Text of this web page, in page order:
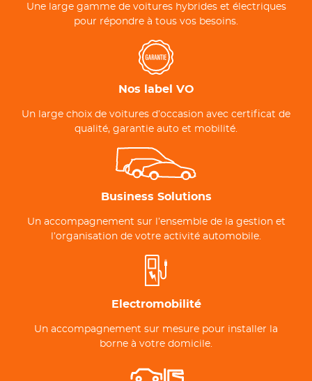
Une large gamme de voitures hybrides et électriques
pour répondre à tous vos besoins.
Nos label VO
Un large choix de voitures d’occasion avec certificat de
qualité, garantie auto et mobilité.
Business Solutions
Un accompagnement sur l’ensemble de la gestion et
l’organisation de votre activité automobile.
Electromobilité
Un accompagnement sur mesure pour installer la
borne à votre domicile.